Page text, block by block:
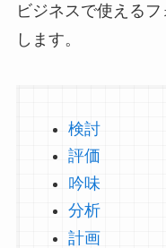
ビジネスで使える
します。
検討
評価
吟味
分析
計画